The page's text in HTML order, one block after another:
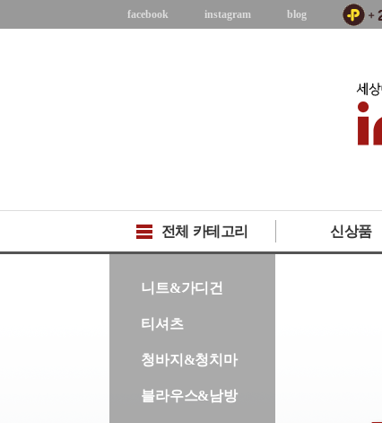
facebook instagram blog
전체 카테고리 신상품
니트&가디건
티셔츠
청바지&청치마
블라우스&남방